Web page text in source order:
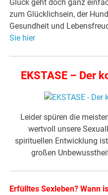
Glück geht doch ganz
zum Glücklichsein, der
Gesundheit und
Sie hier
EKSTASE – Der
Leider spüren die
wertvoll unsere
spirituellen Entwicklung
großen
Erfülltes Sexleben? Wann